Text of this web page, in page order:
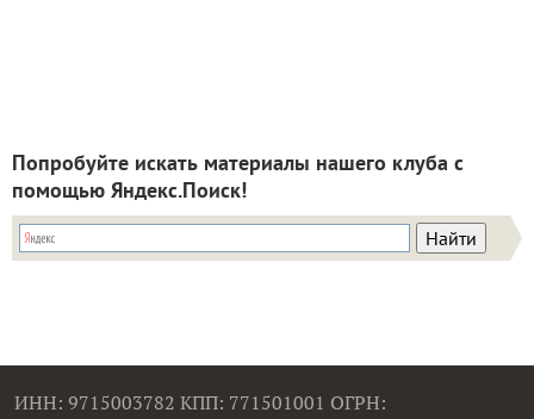
Попробуйте искать материалы нашего клуба с
помощью Яндекс.Поиск!
ИНН: 9715003782 КПП: 771501001 ОГРН: